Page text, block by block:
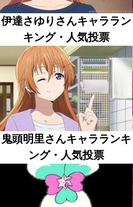
伊達さゆりさんキャララン
キング・人気投票
鬼頭明里さんキャラランキ
ング・人気投票